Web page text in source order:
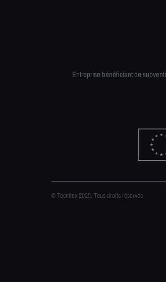
Entreprise bénéficiant de
© Tecnitex 2020. Tous droits réservés